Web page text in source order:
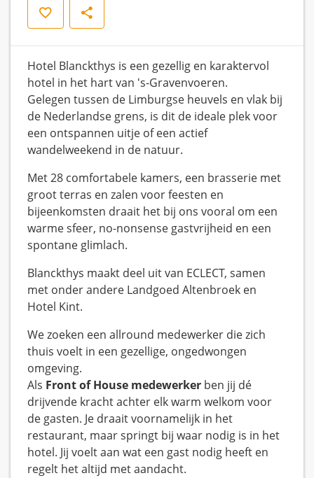
Opslaan Delen
Hotel Blanckthys is een gezellig en karaktervol
hotel in het hart van 's-Gravenvoeren.
Gelegen tussen de Limburgse heuvels en vlak bij
de Nederlandse grens, is dit de ideale plek voor
een ontspannen uitje of een actief
wandelweekend in de natuur.
Met 28 comfortabele kamers, een brasserie met
groot terras en zalen voor feesten en
bijeenkomsten draait het bij ons vooral om een
warme sfeer, no-nonsense gastvrijheid en een
spontane glimlach.
Blanckthys maakt deel uit van ECLECT, samen
met onder andere Landgoed Altenbroek en
Hotel Kint.
We zoeken een allround medewerker die zich
thuis voelt in een gezellige, ongedwongen
omgeving.
Als Front of House medewerker ben jij dé
drijvende kracht achter elk warm welkom voor
de gasten. Je draait voornamelijk in het
restaurant, maar springt bij waar nodig is in het
hotel. Jij voelt aan wat een gast nodig heeft en
regelt het altijd met aandacht.